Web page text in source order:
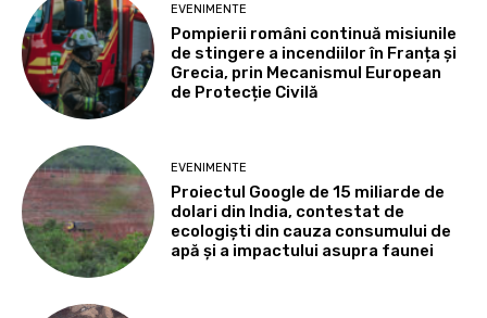
EVENIMENTE
Pompierii români continuă misiunile
de stingere a incendiilor în Franța și
Grecia, prin Mecanismul European
de Protecție Civilă
EVENIMENTE
Proiectul Google de 15 miliarde de
dolari din India, contestat de
ecologiști din cauza consumului de
apă și a impactului asupra faunei